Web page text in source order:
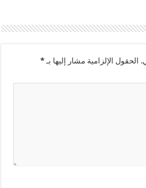
الحقول الإلزامية مشار إليها بـ*